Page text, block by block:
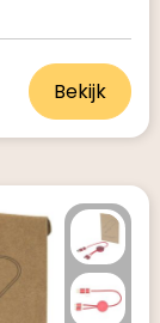
Bekijk